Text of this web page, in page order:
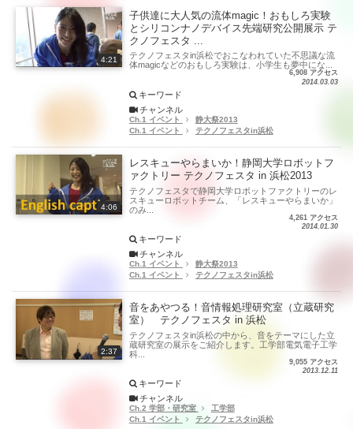
4:21
子供達に大人気の流体magic！おもしろ実験
とシリコンナノデバイス先端研究公開展示 テ
クノフェスタ ...
テクノフェスタin浜松でおこなわれていた不思議な流
体magicなどのおもしろ実験は、小学生も夢中にな...
6,908 アクセス
2014.03.03
キーワード
チャンネル
Ch.1 イベント
静大祭2013
Ch.1 イベント
テクノフェスタin浜松
4:06
レスキューやらまいか！静岡大学ロボットフ
ァクトリー テクノフェスタ in 浜松2013
テクノフェスタで静岡大学ロボットファクトリーのレ
スキューロボットチーム、「レスキューやらまいか」
のみ...
4,261 アクセス
2014.01.30
キーワード
チャンネル
Ch.1 イベント
静大祭2013
Ch.1 イベント
テクノフェスタin浜松
2:37
音をあやつる！音情報処理研究室（立蔵研究
室） テクノフェスタ in 浜松
テクノフェスタin浜松の中から、音をテーマにした立
蔵研究室の展示をご紹介します。工学部電気電子工学
科...
9,055 アクセス
2013.12.11
キーワード
チャンネル
Ch.2 学部・研究室
工学部
Ch.1 イベント
テクノフェスタin浜松